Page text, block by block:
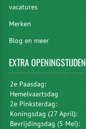
vacatures
Merken
Blog en meer
EXTRAOPENINGSTIJDEN
2e Paasdag:
Hemelvaartsdag
2e Pinksterdag:
Koningsdag (27 April):
Bevrijdingsdag (5 Mei):